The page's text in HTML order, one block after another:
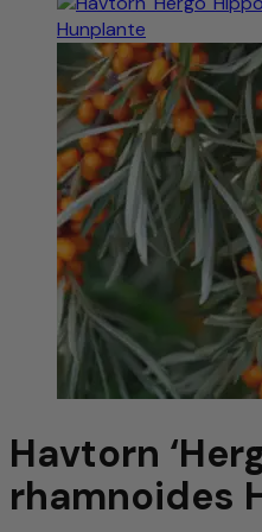
Havtorn
rhamnoides